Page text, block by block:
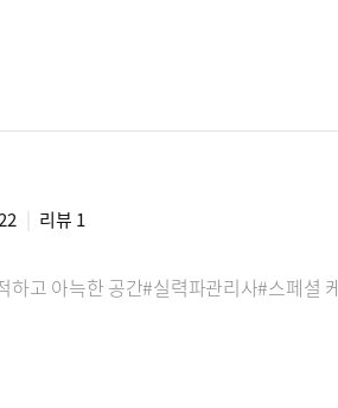
리뷰 1
하고 아늑한 공간#실력파관리사#스페셜